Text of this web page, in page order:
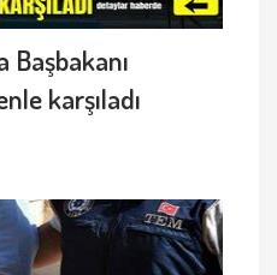
Başbakanı
karşıladı